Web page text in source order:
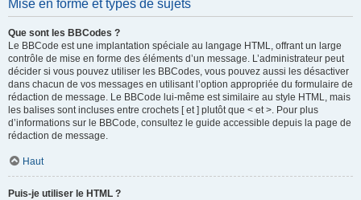
Mise en forme et types de sujets
Que sont les BBCodes ?
Le BBCode est une implantation spéciale au langage HTML, offrant un large
contrôle de mise en forme des éléments d’un message. L’administrateur peut
décider si vous pouvez utiliser les BBCodes, vous pouvez aussi les désactiver
dans chacun de vos messages en utilisant l’option appropriée du formulaire de
rédaction de message. Le BBCode lui-même est similaire au style HTML, mais
les balises sont incluses entre crochets [ et ] plutôt que < et >. Pour plus
d’informations sur le BBCode, consultez le guide accessible depuis la page de
rédaction de message.
Haut
Puis-je utiliser le HTML ?